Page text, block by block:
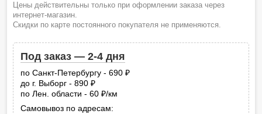
Цены действительны только при оформлении заказа через
интернет-магазин.
Скидки по карте постоянного покупателя не применяются.
Под заказ — 2-4 дня
по Санкт-Петербургу - 690
до г. Выборг - 890
по Лен. области - 60
руб.
/км
Самовывоз по адресам: